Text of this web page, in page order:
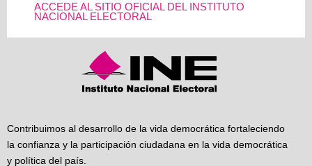
ACCEDE AL SITIO OFICIAL DEL INSTITUTO
NACIONAL ELECTORAL
Contribuimos al desarrollo de la vida democrática fortaleciendo
la confianza y la participación ciudadana en la vida democrática
y política del país.